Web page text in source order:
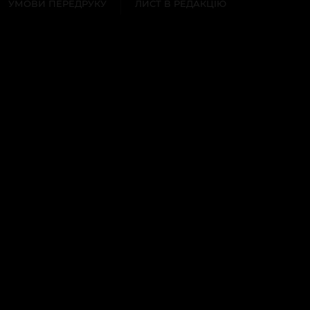
УМОВИ ПЕРЕДРУКУ ЛИСТ В РЕДАКЦІЮ